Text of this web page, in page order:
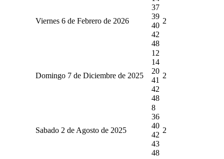
Viernes 6 de Febrero de 2026
37
39
40
42
48
2
Domingo 7 de Diciembre de 2025
12
14
20
41
42
48
2
Sabado 2 de Agosto de 2025
8
36
40
42
43
48
2